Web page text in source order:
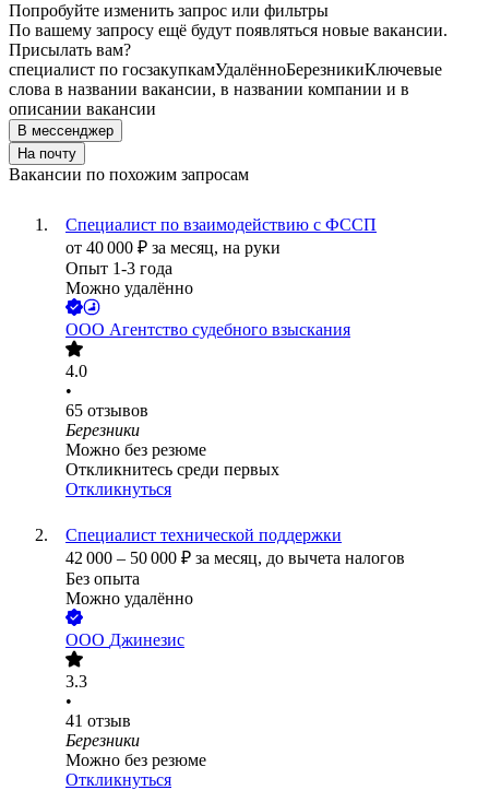
Попробуйте изменить запрос или фильтры
По вашему запросу ещё будут появляться новые вакансии.
Присылать вам?
специалист по госзакупкамУдалённоБерезникиКлючевые
слова в названии вакансии, в названии компании и в
описании вакансии
В мессенджер
На почту
Вакансии по похожим запросам
Специалист по взаимодействию с ФССП
от 40 000 ₽ за месяц, на руки
Опыт 1-3 года
Можно удалённо
ООО Агентство судебного взыскания
4.0
•
65 отзывов
Березники
Можно без резюме
Откликнитесь среди первых
Откликнуться
Специалист технической поддержки
42 000 – 50 000 ₽ за месяц, до вычета налогов
Без опыта
Можно удалённо
ООО Джинезис
3.3
•
41 отзыв
Березники
Можно без резюме
Откликнуться